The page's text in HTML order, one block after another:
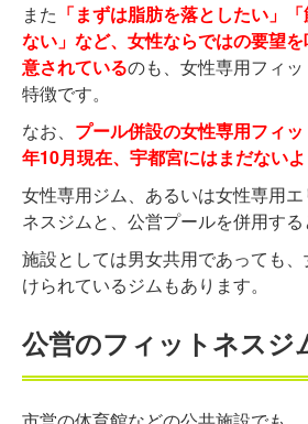
また 「まずは脂肪を落としたい」
ない」など、女性ならではの要望
意されているのも、女性専用フィ
特徴です。
なお、 プール併設の女性専用フィ
年10月現在、宇都宮にはまだないよ
女性専用ジム、あるいは女性専用
ネスジムと、公営プールを併用する
施設としては男女共用であっても
けられているジムもあります。
公営のフィットネスジ